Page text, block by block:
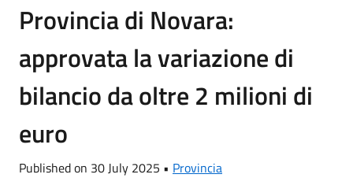
Provincia di Novara:
approvata la variazione di
bilancio da oltre 2 milioni di
euro
Published on 30 July 2025 • Provincia